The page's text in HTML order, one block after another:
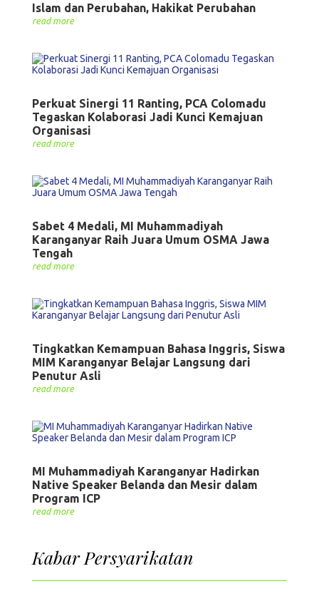
Islam dan Perubahan, Hakikat Perubahan
read more
Perkuat Sinergi 11 Ranting, PCA Colomadu
Tegaskan Kolaborasi Jadi Kunci Kemajuan
Organisasi
read more
Sabet 4 Medali, MI Muhammadiyah
Karanganyar Raih Juara Umum OSMA Jawa
Tengah
read more
Tingkatkan Kemampuan Bahasa Inggris, Siswa
MIM Karanganyar Belajar Langsung dari
Penutur Asli
read more
MI Muhammadiyah Karanganyar Hadirkan
Native Speaker Belanda dan Mesir dalam
Program ICP
read more
Kabar Persyarikatan